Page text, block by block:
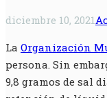
diciembre 10, 2021
La Organización
persona. Sin
9,8 gramos de sal